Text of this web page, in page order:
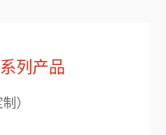
列产品
）